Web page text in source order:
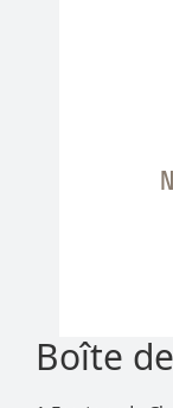
Boîte